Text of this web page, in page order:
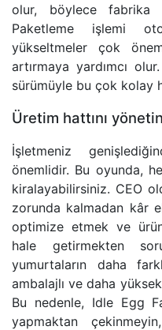
olur, böylece fabrika
Paketleme işlemi
yükseltmeler çok
artırmaya yardımcı
sürümüyle bu çok kolay
Üretim hattını
İşletmeniz
önemlidir. Bu oyunda,
kiralayabilirsiniz. CEO
zorunda kalmadan kâr
optimize etmek ve
hale getirmekten
yumurtaların daha
ambalajlı ve daha
Bu nedenle, Idle Egg
yapmaktan